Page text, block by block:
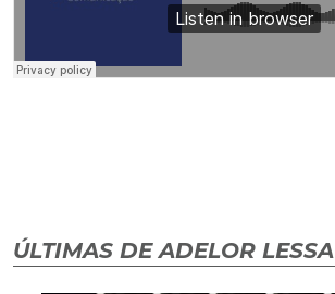
ÚLTIMAS DE ADELOR LESSA